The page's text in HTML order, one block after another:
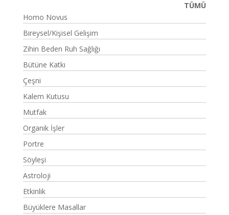
TÜMÜ
Homo Novus
Bireysel/Kişisel Gelişim
Zihin Beden Ruh Sağlığı
Bütüne Katkı
Çeşni
Kalem Kutusu
Mutfak
Organik İşler
Portre
Söyleşi
Astroloji
Etkinlik
Büyüklere Masallar